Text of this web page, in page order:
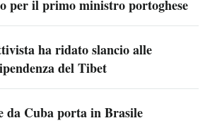
per il primo ministro portoghese
ha ridato slancio alle
del Tibet
da Cuba porta in Brasile